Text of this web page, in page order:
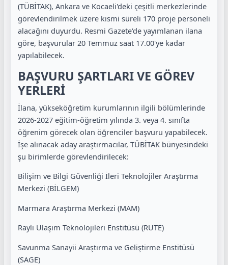
(TÜBİTAK), Ankara ve Kocaeli'deki çeşitli merkezlerinde
görevlendirilmek üzere kısmi süreli 170 proje personeli
alacağını duyurdu. Resmi Gazete'de yayımlanan ilana
göre, başvurular 20 Temmuz saat 17.00'ye kadar
yapılabilecek.
BAŞVURU ŞARTLARI VE GÖREV
YERLERİ
İlana, yükseköğretim kurumlarının ilgili bölümlerinde
2026-2027 eğitim-öğretim yılında 3. veya 4. sınıfta
öğrenim görecek olan öğrenciler başvuru yapabilecek.
İşe alınacak aday araştırmacılar, TÜBİTAK bünyesindeki
şu birimlerde görevlendirilecek:
Bilişim ve Bilgi Güvenliği İleri Teknolojiler Araştırma
Merkezi (BİLGEM)
Marmara Araştırma Merkezi (MAM)
Raylı Ulaşım Teknolojileri Enstitüsü (RUTE)
Savunma Sanayii Araştırma ve Geliştirme Enstitüsü
(SAGE)